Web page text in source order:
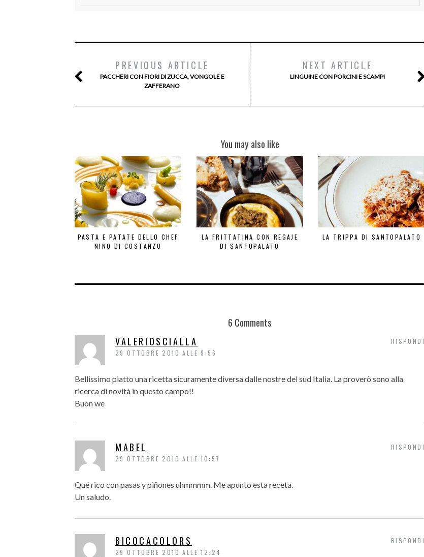
PREVIOUS ARTICLE
PACCHERI CON FIORI DI ZUCCA, VONGOLE E
ZAFFERANO
NEXT ARTICLE
LINGUINE CON PORCINI E SCAMPI
You may also like
PASTA E PATATE DELLO CHEF
NINO DI COSTANZO
LA FRITTATINA CON REGAJE
DI SANTOPALATO
LA TRIPPA DI SANTOPALATO
6 Comments
VALERIOSCIALLA
29 OTTOBRE 2010 ALLE 9:56
Bellissimo piatto una ricetta sicuramente diversa dalle nostre del sud Italia. La proverò sono alla
ricerca di novità in questo campo!!
Buon we
RISPONDI
MABEL
29 OTTOBRE 2010 ALLE 10:57
Qué rico con pasas y piñones uhmmmm. Me apunto esta receta.
Un saludo.
RISPONDI
BICOCACOLORS
29 OTTOBRE 2010 ALLE 12:24
RISPONDI